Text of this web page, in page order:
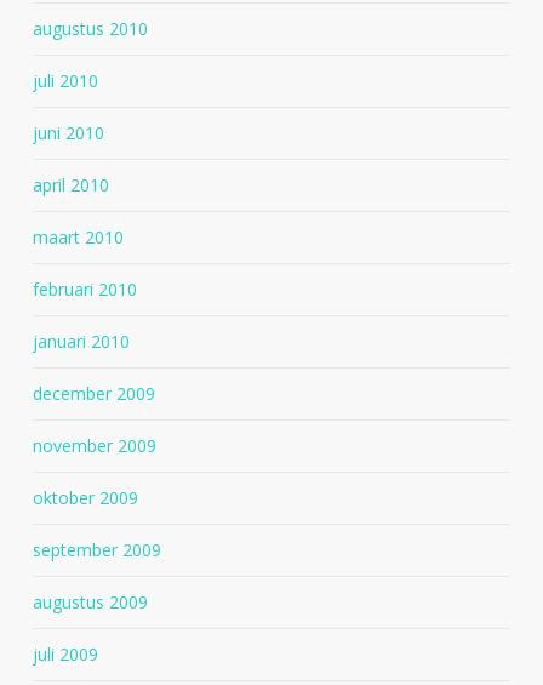
augustus 2010
juli 2010
juni 2010
april 2010
maart 2010
februari 2010
januari 2010
december 2009
november 2009
oktober 2009
september 2009
augustus 2009
juli 2009